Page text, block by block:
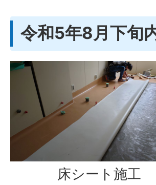
令和5年8月下旬
床シート施工